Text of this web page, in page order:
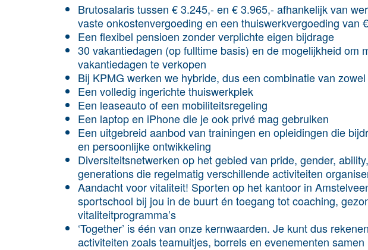
Brutosalaris tussen € 3.245,- en € 3.965,- afhankelijk van
vaste onkostenvergoeding en een thuiswerkvergoeding van
Een flexibel pensioen zonder verplichte eigen bijdrage
30 vakantiedagen (op fulltime basis) en de mogelijkheid om
vakantiedagen te verkopen
Bij KPMG werken we hybride, dus een combinatie van
Een volledig ingerichte thuiswerkplek
Een leaseauto of een mobiliteitsregeling
Een laptop en iPhone die je ook privé mag gebruiken
Een uitgebreid aanbod van trainingen en opleidingen die
en persoonlijke ontwikkeling
Diversiteitsnetwerken op het gebied van pride, gender,
generations die regelmatig verschillende activiteiten
Aandacht voor vitaliteit! Sporten op het kantoor in
sportschool bij jou in de buurt én toegang tot coaching,
vitaliteitprogramma’s
‘Together’ is één van onze kernwaarden. Je kunt dus
activiteiten zoals teamuitjes, borrels en evenementen samen